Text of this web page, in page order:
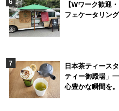
【Wワーク歓迎
フェケータリン
日本茶ティース
ティー御殿場」
心豊かな瞬間を。